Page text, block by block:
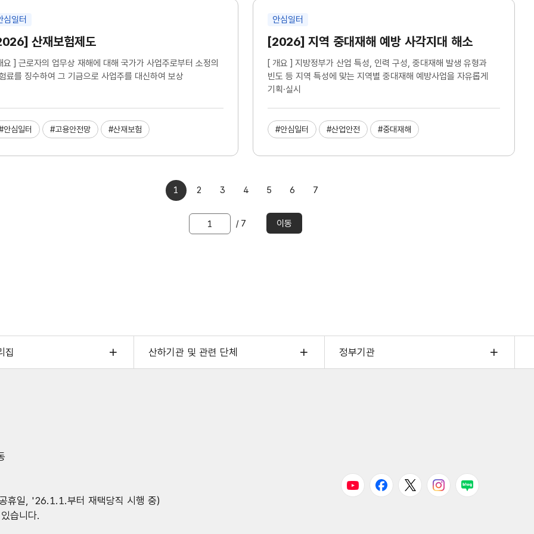
심일터
산재보험제도
요 ] 근로자의 업무상 재해에 대해 국가가 사업주로부터 소정의
료를 징수하여 그 기금으로 사업주를 대신하여 보상
안심일터 #고용안전망 #산재보험
안심일터
[2026] 지역 중대재해 예방 사각지대 해소
[ 개요 ] 지방정부가 산업 특성, 인력 구성, 중대재해 발생 유형과
빈도 등 지역 특성에 맞는 지역별 중대재해 예방사업을 자유롭게
기획·실시
#안심일터 #산업안전 #중대재해
1 2 3 4 5 6 7
이동할
/ 7 이동
집 산하기관 및 관련 단체 정부기관
휴일, '26.1.1.부터 재택당직 시행 중)
습니다.
유튜브 페이스북트위터 인스타그램
블로그